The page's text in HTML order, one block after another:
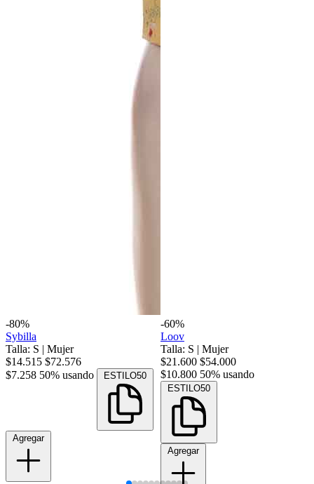
-80%
Sybilla
Talla: S | Mujer
$14.515 $72.576
$7.258 50% usando ESTILO50
Agregar
-60%
Loov
Talla: S | Mujer
$21.600 $54.000
$10.800 50% usando
ESTILO50
Agregar